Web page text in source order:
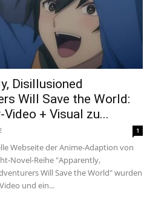
Disillusioned
Will Save the World:
Video + Visual zu...
1
Webseite der Anime-Adaption von
Novel-Reihe "Apparently,
Will Save the World" wurden
und ein...